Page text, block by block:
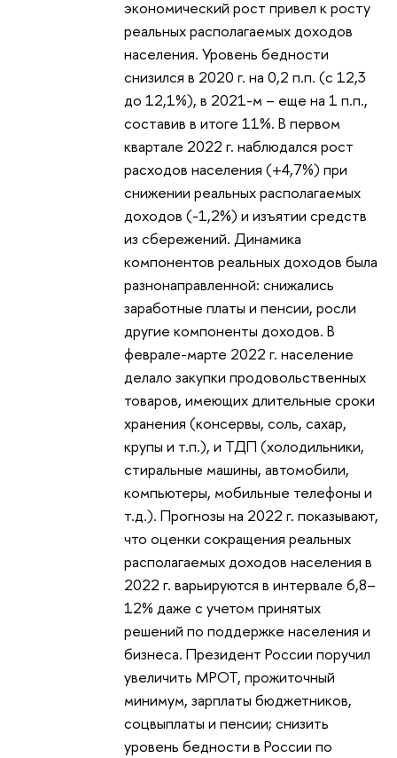
экономический рост привел к росту
реальных располагаемых доходов
населения. Уровень бедности
снизился в 2020 г. на 0,2 п.п. (с 12,3
до 12,1%), в 2021-м – еще на 1 п.п.,
составив в итоге 11%. В первом
квартале 2022 г. наблюдался рост
расходов населения (+4,7%) при
снижении реальных располагаемых
доходов (-1,2%) и изъятии средств
из сбережений. Динамика
компонентов реальных доходов была
разнонаправленной: снижались
заработные платы и пенсии, росли
другие компоненты доходов. В
феврале-марте 2022 г. население
делало закупки продовольственных
товаров, имеющих длительные сроки
хранения (консервы, соль, сахар,
крупы и т.п.), и ТДП (холодильники,
стиральные машины, автомобили,
компьютеры, мобильные телефоны и
т.д.). Прогнозы на 2022 г. показывают,
что оценки сокращения реальных
располагаемых доходов населения в
2022 г. варьируются в интервале 6,8–
12% даже с учетом принятых
решений по поддержке населения и
бизнеса. Президент России поручил
увеличить МРОТ, прожиточный
минимум, зарплаты бюджетников,
соцвыплаты и пенсии; снизить
уровень бедности в России по